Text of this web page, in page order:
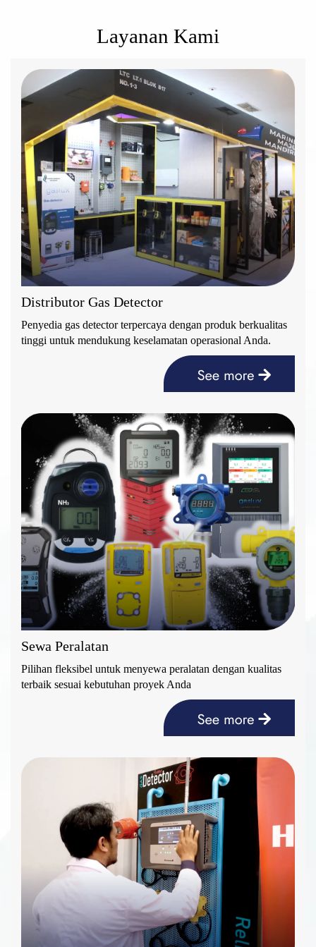
Layanan Kami
Distributor Gas Detector
Penyedia gas detector terpercaya dengan produk berkualitas
tinggi untuk mendukung keselamatan operasional Anda.
Sewa Peralatan
Pilihan fleksibel untuk menyewa peralatan dengan kualitas
terbaik sesuai kebutuhan proyek Anda